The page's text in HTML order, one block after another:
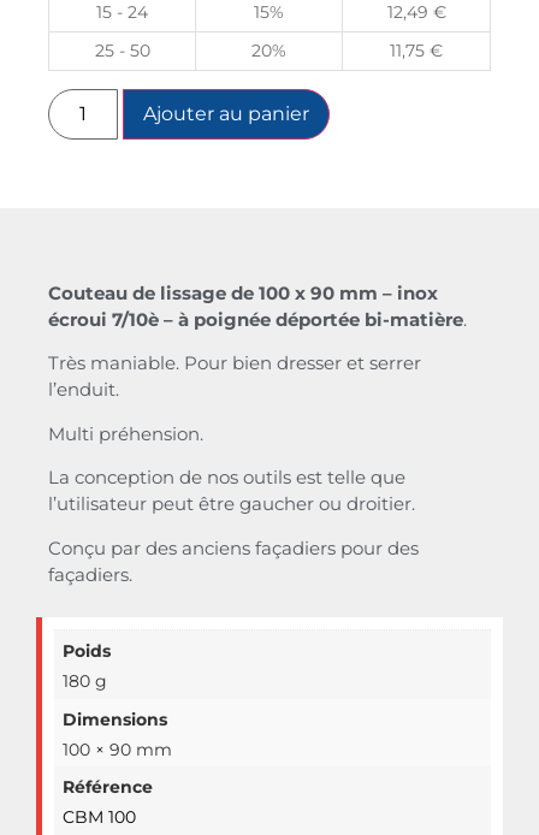
15 - 24
15% 12,49 €
25 - 50
20% 11,75 €
Ajouter au panier
Couteau de lissage de 100 x 90 mm – inox
écroui 7/10è – à poignée déportée bi-matière.
Très maniable. Pour bien dresser et serrer
l’enduit.
Multi préhension.
La conception de nos outils est telle que
l’utilisateur peut être gaucher ou droitier.
Conçu par des anciens façadiers pour des
façadiers.
Poids
180 g
Dimensions
100 × 90 mm
Référence
CBM 100